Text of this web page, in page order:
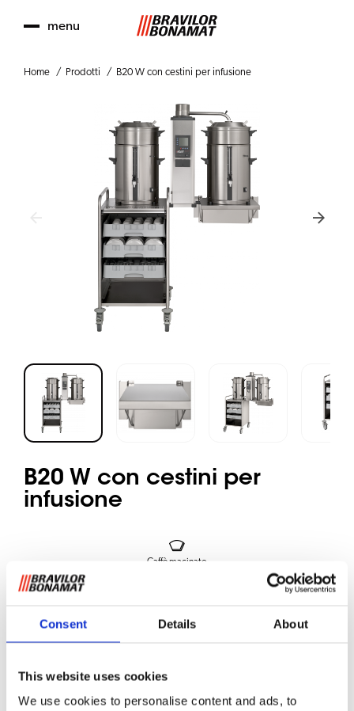
Consent Details About
This website uses cookies
We use cookies to personalise content and ads, to
menu
Home Prodotti B20 W con cestini per infusione
B20 W con cestini per
infusione
Caffè macinato
20 litri ognuno.
quantità di caffè in contenitori separati. Dotate di display
digitale, contatore totale e giornaliero, sistema di